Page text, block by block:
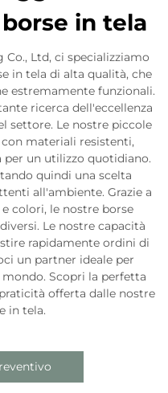
in tela
Ltd, ci specializziamo
in tela di alta qualità, che
estremamente funzionali.
ricerca dell'eccellenza
settore. Le nostre piccole
materiali resistenti,
un utilizzo quotidiano.
quindi una scelta
all'ambiente. Grazie a
colori, le nostre borse
Le nostre capacità
rapidamente ordini di
un partner ideale per
Scopri la perfetta
offerta dalle nostre
in tela.